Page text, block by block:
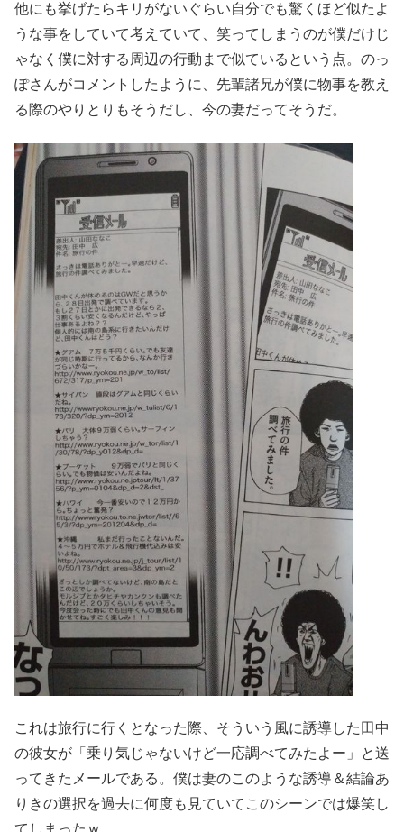
他にも挙げたらキリがないぐらい自分でも驚くほど似たよ
うな事をしていて考えていて、笑ってしまうのが僕だけじ
ゃなく僕に対する周辺の行動まで似ているという点。のっ
ぽさんがコメントしたように、先輩諸兄が僕に物事を教え
る際のやりとりもそうだし、今の妻だってそうだ。
これは旅行に行くとなった際、そういう風に誘導した田中
の彼女が「乗り気じゃないけど一応調べてみたよー」と送
ってきたメールである。僕は妻のこのような誘導＆結論あ
りきの選択を過去に何度も見ていてこのシーンでは爆笑し
てしまったｗ